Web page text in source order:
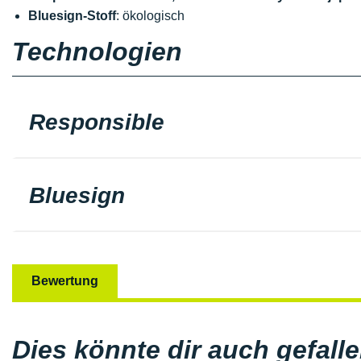
Bluesign-Stoff: ökologisch
Technologien
Responsible
Bluesign
Bewertung
Dies könnte dir auch